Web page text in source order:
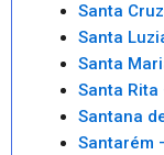
Santa
Santa
Santa
Santa Rita
Santana
Santarém